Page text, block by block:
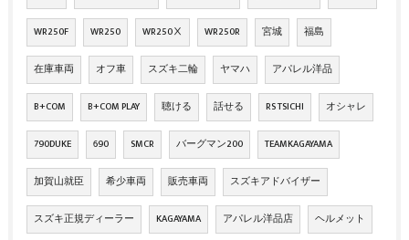
WR250F WR250 WR250Ⅹ WR250R 宮城 福島
在庫車両 オフ車 スズキ二輪 ヤマハ アパレル洋品
B+COM B+COM PLAY 聴ける 話せる RS TSICHI オシャレ
790DUKE 690 SMCR バーグマン200 TEAMKAGAYAMA
加賀山就臣 希少車両 販売車両 スズキアドバイザー
スズキ正規ディーラー KAGAYAMA アパレル洋品店 ヘルメット